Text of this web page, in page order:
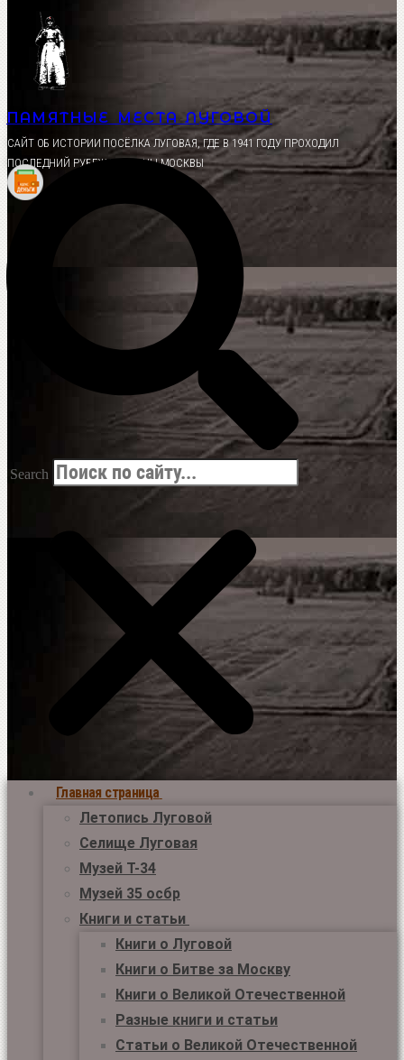
Перейти
содержимому
ПАМЯТНЫЕ МЕСТА ЛУГОВОЙ
CАЙТ ОБ ИСТОРИИ ПОСЁЛКА ЛУГОВАЯ, ГДЕ В 1941 ГОДУ ПРОХОДИЛ
ПОСЛЕДНИЙ РУБЕЖ ОБОРОНЫ МОСКВЫ
Search
Главная страница
Летопись Луговой
Селище Луговая
Музей Т-34
Музей 35 осбр
Книги и статьи
Книги о Луговой
Книги о Битве за Москву
Книги о Великой Отечественной
Разные книги и статьи
Статьи о Великой Отечественной